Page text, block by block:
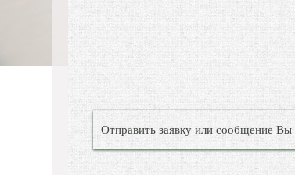
Отправить заявку или сообщение